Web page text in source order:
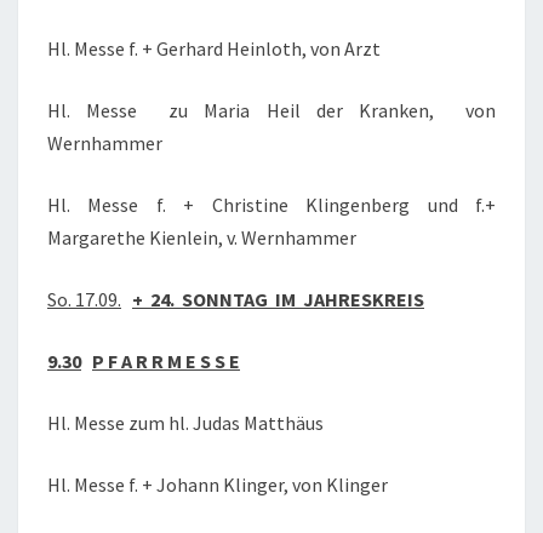
Hl. Messe f. + Gerhard Heinloth, von Arzt
Hl. Messe zu Maria Heil der Kranken, von
Wernhammer
Hl. Messe f. + Christine Klingenberg und f.+
Margarethe Kienlein, v. Wernhammer
So. 17.09. + 24. SONNTAG IM JAHRESKREIS
9.30 P F A R R M E S S E
Hl. Messe zum hl. Judas Matthäus
Hl. Messe f. + Johann Klinger, von Klinger